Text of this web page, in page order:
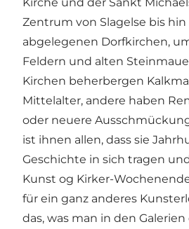
Zentrum von Slagelse bis
abgelegenen Dorfkirchen,
Feldern und alten
Kirchen beherbergen
Mittelalter, andere haben
oder neuere
ist ihnen allen, dass sie
Geschichte in sich tragen
Kunst og Kirker-
für ein ganz anderes
das, was man in den